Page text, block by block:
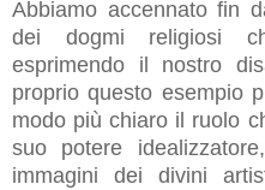
Abbiamo accennato fin
dei dogmi religiosi
esprimendo il nostro
proprio questo esempio
modo più chiaro il ruolo
suo potere
immagini dei divini